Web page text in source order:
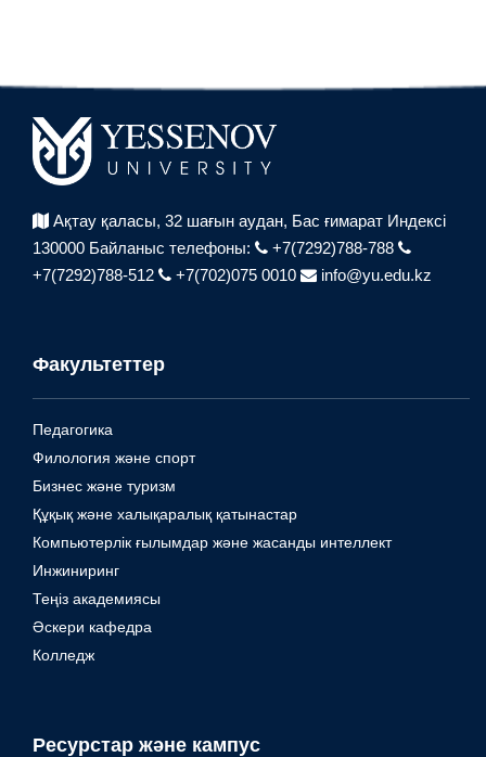
Ақтау қаласы, 32 шағын аудан, Бас ғимарат Индексі
130000 Байланыс телефоны:
+7(7292)788-788
+7(7292)788-512
+7(702)075 0010 info@yu.edu.kz
Факультеттер
Педагогика
Филология және спорт
Бизнес және туризм
Құқық және халықаралық қатынастар
Компьютерлік ғылымдар және жасанды интеллект
Инжиниринг
Теңіз академиясы
Әскери кафедра
Колледж
Ресурстар және кампус